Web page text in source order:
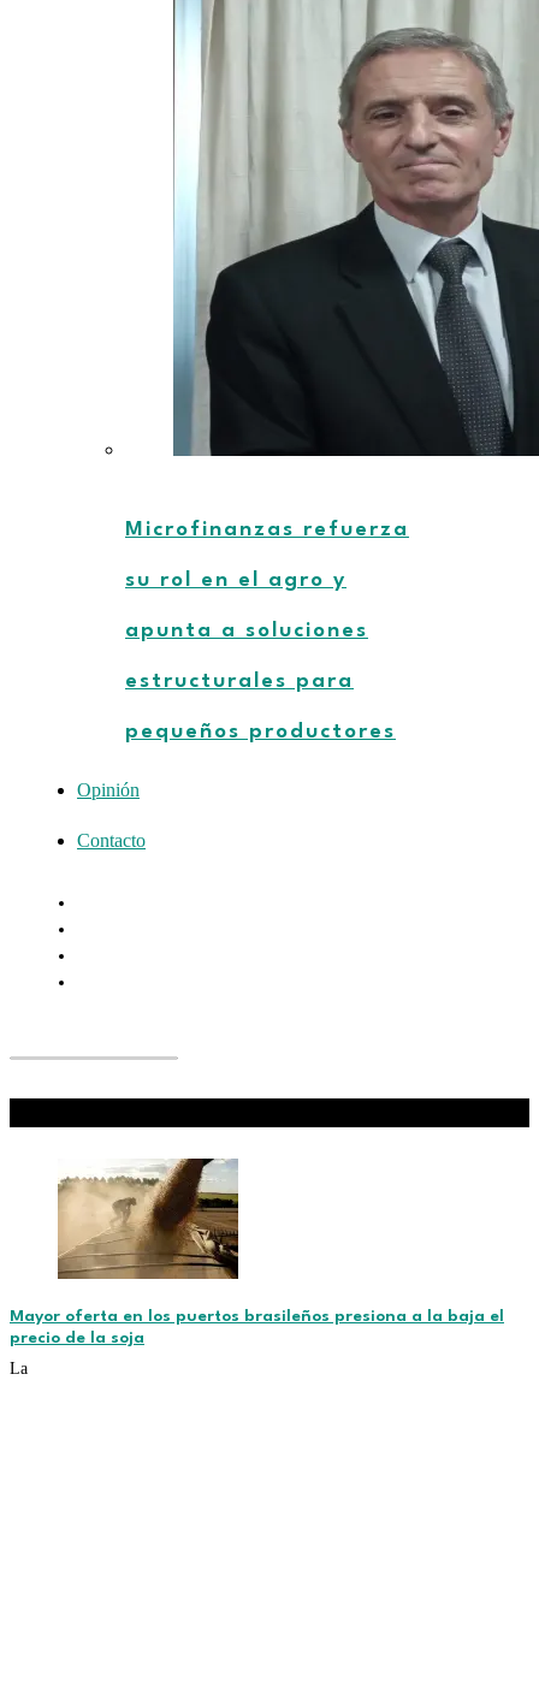
Microfinanzas refuerza
su rol en el agro y
apunta a soluciones
estructurales para
pequeños productores
Opinión
Contacto
Mayor oferta en los puertos brasileños presiona a la baja el
precio de la soja
La